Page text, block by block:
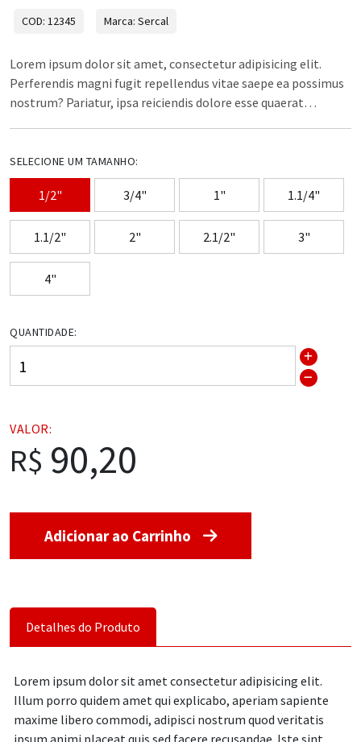
COD: 12345 Marca: Sercal
Lorem ipsum dolor sit amet, consectetur adipisicing elit.
Perferendis magni fugit repellendus vitae saepe ea possimus
nostrum? Pariatur, ipsa reiciendis dolore esse quaerat
SELECIONE UM TAMANHO:
1/2" 3/4" 1" 1.1/4"
1.1/2" 2" 2.1/2" 3"
4"
QUANTIDADE:
VALOR:
90,20
Adicionar ao Carrinho
Detalhes do Produto
Lorem ipsum dolor sit amet consectetur adipisicing elit.
Illum porro quidem amet qui explicabo, aperiam sapiente
maxime libero commodi, adipisci nostrum quod veritatis
ipsum animi placeat quis sed facere recusandae. Iste sint